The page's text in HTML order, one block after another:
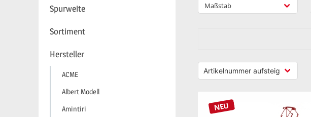
Spurweite
Sortiment
Hersteller
ACME
Albert Modell
Amintiri
Maßstab
NEU